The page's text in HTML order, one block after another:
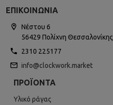
ΕΠΙΚΟΙΝΩΝΊΑ
Νέστου 6
56429 Πολίχνη Θεσσαλονίκης
2310 225177
info@clockwork.market
ΠΡΟΪΌΝΤΑ
Υλικό ράγας